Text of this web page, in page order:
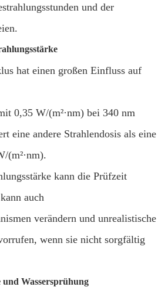
und der
hat einen großen Einfluss auf
0,35 W/(m²·nm) bei 340 nm
eine andere Strahlendosis als eine
(m²·nm).
kann die Prüfzeit
auch
verändern und unrealistische
wenn sie nicht sorgfältig
Wassersprühung